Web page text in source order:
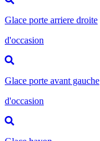
Glace porte arriere droite
d'occasion
Glace porte avant gauche
d'occasion